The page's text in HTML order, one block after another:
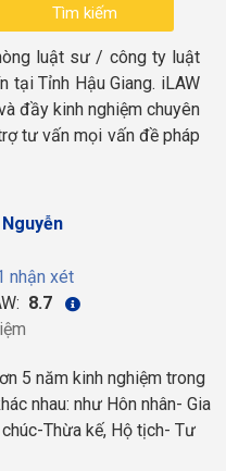
luật sư / công ty luật
tại Tỉnh Hậu Giang. iLAW
đầy kinh nghiệm chuyên
tư vấn mọi vấn đề pháp
nhận xét
8.7
5 năm kinh nghiệm trong
nhau: như Hôn nhân- Gia
Thừa kế, Hộ tịch- Tư